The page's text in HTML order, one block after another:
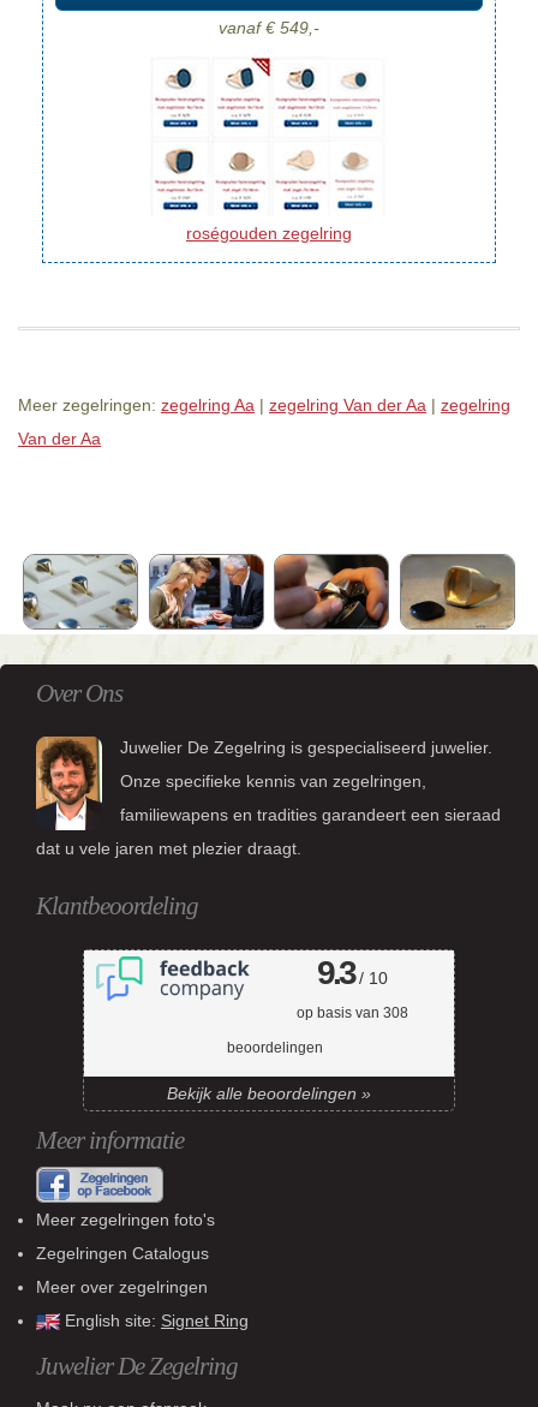
vanaf € 549,-
roségouden zegelring
Meer zegelringen: zegelring Aa | zegelring Van der Aa | zegelring
Van der Aa
Over Ons
Juwelier De Zegelring is gespecialiseerd juwelier.
Onze specifieke kennis van zegelringen,
familiewapens en tradities garandeert een sieraad
dat u vele jaren met plezier draagt.
Klantbeoordeling
9.3/ 10
op basis van 308
beoordelingen
Bekijk alle beoordelingen »
Meer informatie
Meer zegelringen foto's
Zegelringen Catalogus
Meer over zegelringen
English site: Signet Ring
Juwelier De Zegelring